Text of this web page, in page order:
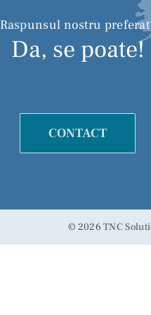
Raspunsul nostru
Da, se poate!
CONTACT
© 2026 TNC